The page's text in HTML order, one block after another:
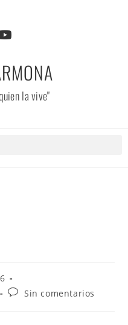
la vive"
Sin comentarios